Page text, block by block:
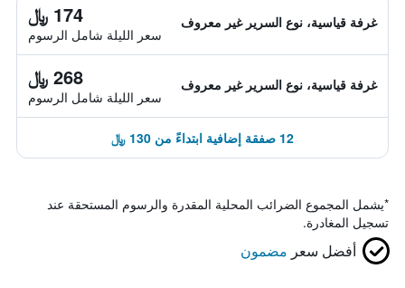
غرفة قياسية، نوع السرير غير معروف 174 ﷼
سعر الليلة شامل الرسوم
غرفة قياسية، نوع السرير غير معروف 268 ﷼
سعر الليلة شامل الرسوم
12 صفقة إضافية ابتداءً من 130 ﷼
*يشمل المجموع الضرائب المحلية المقدرة والرسوم المستحقة عند
تسجيل المغادرة.
أفضل سعر مضمون